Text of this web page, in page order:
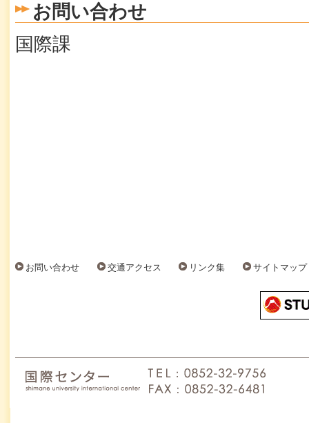
お問い合わせ
国際課
お問い合わせ 交通アクセス リンク集 サイトマップ